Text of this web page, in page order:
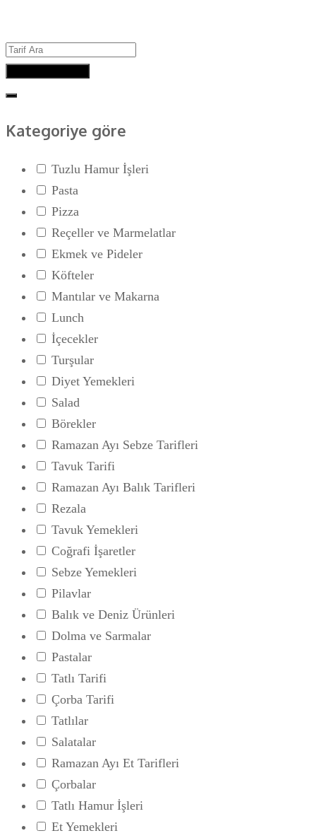
Kategoriye göre
Tuzlu Hamur İşleri
Pasta
Pizza
Reçeller ve Marmelatlar
Ekmek ve Pideler
Köfteler
Mantılar ve Makarna
Lunch
İçecekler
Turşular
Diyet Yemekleri
Salad
Börekler
Ramazan Ayı Sebze Tarifleri
Tavuk Tarifi
Ramazan Ayı Balık Tarifleri
Rezala
Tavuk Yemekleri
Coğrafi İşaretler
Sebze Yemekleri
Pilavlar
Balık ve Deniz Ürünleri
Dolma ve Sarmalar
Pastalar
Tatlı Tarifi
Çorba Tarifi
Tatlılar
Salatalar
Ramazan Ayı Et Tarifleri
Çorbalar
Tatlı Hamur İşleri
Et Yemekleri